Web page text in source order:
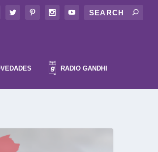
RADIO GANDHI